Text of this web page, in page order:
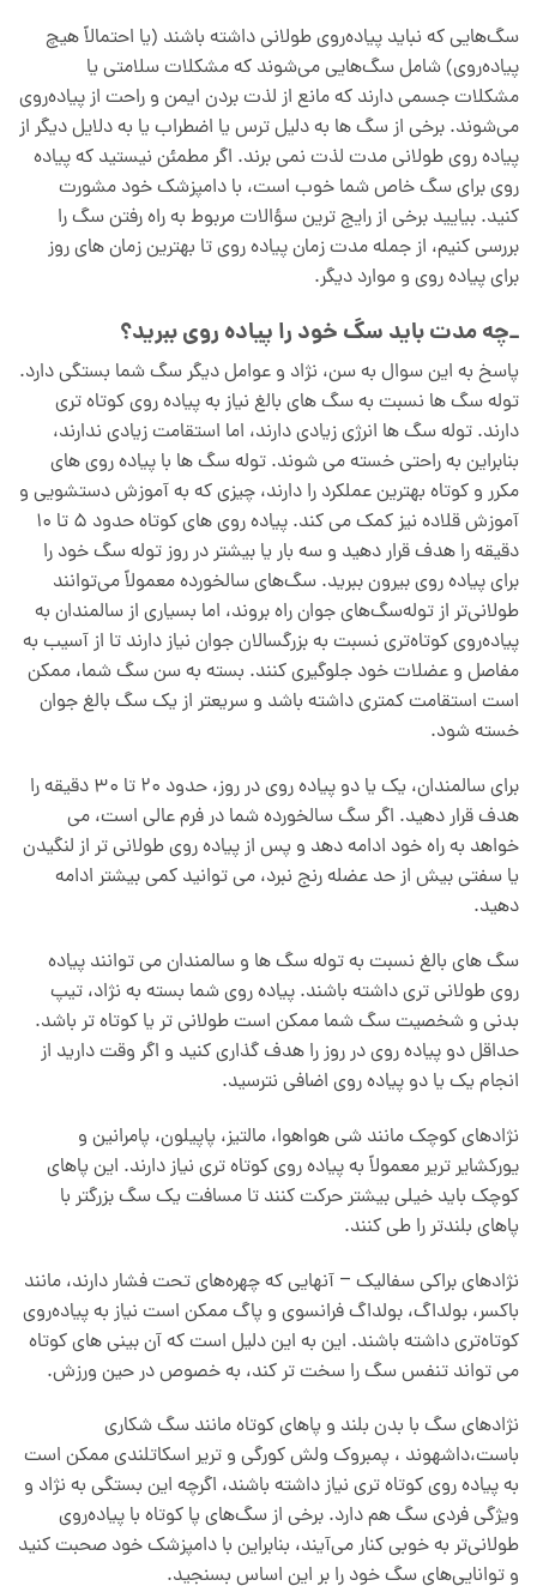
سگ‌هایی که نباید پیاده‌روی طولانی داشته باشند (یا احتمالاً هیچ
پیاده‌روی) شامل سگ‌هایی می‌شوند که مشکلات سلامتی یا
مشکلات جسمی دارند که مانع از لذت بردن ایمن و راحت از پیاده‌روی
می‌شوند. برخی از سگ ها به دلیل ترس یا اضطراب یا به دلایل دیگر از
پیاده روی طولانی مدت لذت نمی برند. اگر مطمئن نیستید که پیاده
روی برای سگ خاص شما خوب است، با دامپزشک خود مشورت
کنید. بیایید برخی از رایج ترین سؤالات مربوط به راه رفتن سگ را
بررسی کنیم، از جمله مدت زمان پیاده روی تا بهترین زمان های روز
برای پیاده روی و موارد دیگر.
_چه مدت باید سگ خود را پیاده روی ببرید؟
پاسخ به این سوال به سن، نژاد و عوامل دیگر سگ شما بستگی دارد.
توله سگ ها نسبت به سگ های بالغ نیاز به پیاده روی کوتاه تری
دارند. توله سگ ها انرژی زیادی دارند، اما استقامت زیادی ندارند،
بنابراین به راحتی خسته می شوند. توله سگ ها با پیاده روی های
مکرر و کوتاه بهترین عملکرد را دارند، چیزی که به آموزش دستشویی و
آموزش قلاده نیز کمک می کند. پیاده روی های کوتاه حدود 5 تا 10
دقیقه را هدف قرار دهید و سه بار یا بیشتر در روز توله سگ خود را
برای پیاده روی بیرون ببرید. سگ‌های سالخورده معمولاً می‌توانند
طولانی‌تر از توله‌سگ‌های جوان راه بروند، اما بسیاری از سالمندان به
پیاده‌روی کوتاه‌تری نسبت به بزرگسالان جوان نیاز دارند تا از آسیب به
مفاصل و عضلات خود جلوگیری کنند. بسته به سن سگ شما، ممکن
است استقامت کمتری داشته باشد و سریعتر از یک سگ بالغ جوان
خسته شود.
برای سالمندان، یک یا دو پیاده روی در روز، حدود 20 تا 30 دقیقه را
هدف قرار دهید. اگر سگ سالخورده شما در فرم عالی است، می
خواهد به راه خود ادامه دهد و پس از پیاده روی طولانی تر از لنگیدن
یا سفتی بیش از حد عضله رنج نبرد، می توانید کمی بیشتر ادامه
دهید.
سگ های بالغ نسبت به توله سگ ها و سالمندان می توانند پیاده
روی طولانی تری داشته باشند. پیاده روی شما بسته به نژاد، تیپ
بدنی و شخصیت سگ شما ممکن است طولانی تر یا کوتاه تر باشد.
حداقل دو پیاده روی در روز را هدف گذاری کنید و اگر وقت دارید از
انجام یک یا دو پیاده روی اضافی نترسید.
نژادهای کوچک مانند شی هواهوا، مالتیز، پاپیلون، پامرانین و
یورکشایر تریر معمولاً به پیاده روی کوتاه تری نیاز دارند. این پاهای
کوچک باید خیلی بیشتر حرکت کنند تا مسافت یک سگ بزرگتر با
پاهای بلندتر را طی کنند.
نژادهای براکی سفالیک – آنهایی که چهره‌های تحت فشار دارند، مانند
باکسر، بولداگ، بولداگ فرانسوی و پاگ ممکن است نیاز به پیاده‌روی
کوتاه‌تری داشته باشند. این به این دلیل است که آن بینی های کوتاه
می تواند تنفس سگ را سخت تر کند، به خصوص در حین ورزش.
نژادهای سگ با بدن بلند و پاهای کوتاه مانند سگ شکاری
باست،داشهوند ، پمبروک ولش کورگی و تریر اسکاتلندی ممکن است
به پیاده روی کوتاه تری نیاز داشته باشند، اگرچه این بستگی به نژاد و
ویژگی فردی سگ هم دارد. برخی از سگ‌های پا کوتاه با پیاده‌روی
طولانی‌تر به خوبی کنار می‌آیند، بنابراین با دامپزشک خود صحبت کنید
و توانایی‌های سگ خود را بر این اساس بسنجید.